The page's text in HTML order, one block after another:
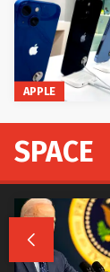
APPLE
SPACE
